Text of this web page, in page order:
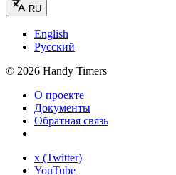
RU
English
Русский
© 2026 Handy Timers
О проекте
Документы
Обратная связь
x (Twitter)
YouTube